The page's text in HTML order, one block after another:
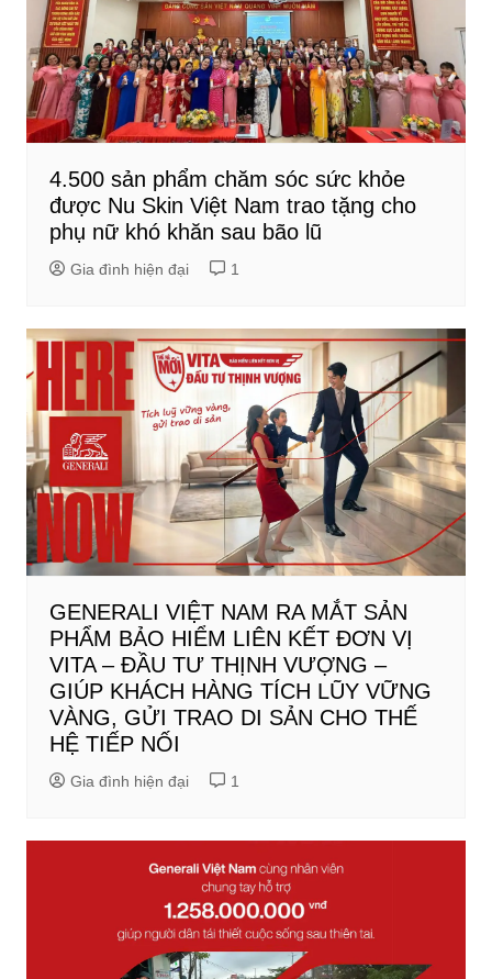
4.500 sản phẩm chăm sóc sức khỏe
được Nu Skin Việt Nam trao tặng cho
phụ nữ khó khăn sau bão lũ
Gia đình hiện đại 1
GENERALI VIỆT NAM RA MẮT SẢN
PHẨM BẢO HIỂM LIÊN KẾT ĐƠN VỊ
VITA – ĐẦU TƯ THỊNH VƯỢNG –
GIÚP KHÁCH HÀNG TÍCH LŨY VỮNG
VÀNG, GỬI TRAO DI SẢN CHO THẾ
HỆ TIẾP NỐI
Gia đình hiện đại 1